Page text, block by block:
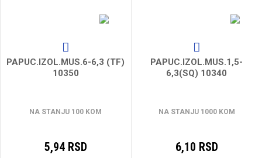
PAPUC.IZOL.MUS.6-6,3 (TF)
10350
NA STANJU 100 KOM
5,94 RSD
PAPUC.IZOL.MUS.1,5-
6,3(SQ) 10340
NA STANJU 1000 KOM
6,10 RSD